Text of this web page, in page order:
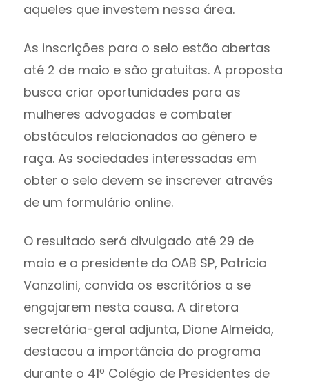
aqueles que investem nessa área.
As inscrições para o selo estão abertas
até 2 de maio e são gratuitas. A proposta
busca criar oportunidades para as
mulheres advogadas e combater
obstáculos relacionados ao gênero e
raça. As sociedades interessadas em
obter o selo devem se inscrever através
de um formulário online.
O resultado será divulgado até 29 de
maio e a presidente da OAB SP, Patricia
Vanzolini, convida os escritórios a se
engajarem nesta causa. A diretora
secretária-geral adjunta, Dione Almeida,
destacou a importância do programa
durante o 41º Colégio de Presidentes de